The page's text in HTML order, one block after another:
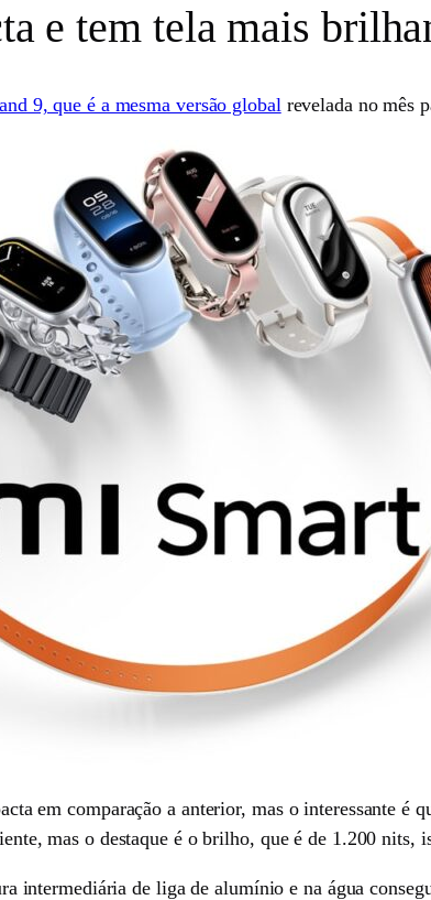
e tem tela mais
9, que é a mesma versão global revelada no mês
em comparação a anterior, mas o interessante é
mas o destaque é o brilho, que é de 1.200 nits,
intermediária de liga de alumínio e na água